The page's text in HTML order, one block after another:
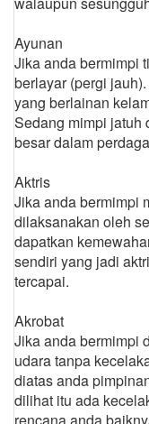
Ayunan
Jika anda bermimpi
berlayar (pergi
yang berlainan
Sedang mimpi jatuh
besar dalam
Aktris
Jika anda bermimpi
dilaksanakan oleh
dapatkan
sendiri yang jadi
tercapai.
Akrobat
Jika anda bermimpi
udara tanpa
diatas anda
dilihat itu ada